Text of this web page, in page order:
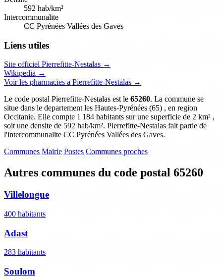
592 hab/km²
Intercommunalite
CC Pyrénées Vallées des Gaves
Liens utiles
Site officiel Pierrefitte-Nestalas →
Wikipedia →
Voir les pharmacies a Pierrefitte-Nestalas →
Le code postal Pierrefitte-Nestalas est le 65260. La commune se
situe dans le departement les Hautes-Pyrénées (65) , en region
Occitanie. Elle compte 1 184 habitants sur une superficie de 2 km² ,
soit une densite de 592 hab/km². Pierrefitte-Nestalas fait partie de
l'intercommunalite CC Pyrénées Vallées des Gaves.
Communes Mairie Postes Communes proches
Autres communes du code postal 65260
Villelongue
400 habitants
Adast
283 habitants
Soulom